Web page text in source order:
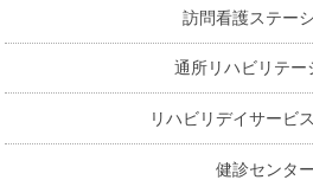
訪問看護ステー
通所リハビリテー
リハビリデイサー
健診センター